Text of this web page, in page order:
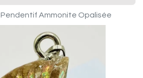
Pendentif Ammonite Opalisée